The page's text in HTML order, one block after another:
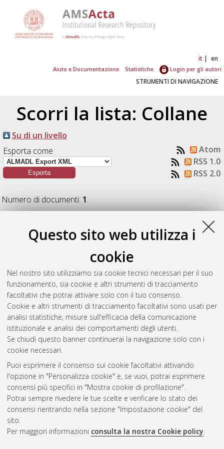
Questo sito web utilizza i
cookie
Nel nostro sito utilizziamo sia cookie tecnici necessari per il suo
funzionamento, sia cookie e altri strumenti di tracciamento
facoltativi che potrai attivare solo con il tuo consenso.
Cookie e altri strumenti di tracciamento facoltativi sono usati per
analisi statistiche, misure sull'efficacia della comunicazione
istituzionale e analisi dei comportamenti degli utenti.
Se chiudi questo banner continuerai la navigazione solo con i
cookie necessari.
Puoi esprimere il consenso sui cookie facoltativi attivando
l'opzione in "Personalizza cookie" e, se vuoi, potrai esprimere
consensi più specifici in "Mostra cookie di profilazione".
Potrai sempre rivedere le tue scelte e verificare lo stato dei
consensi rientrando nella sezione "Impostazione cookie" del
sito.
Per maggiori informazioni consulta la nostra Cookie policy.
it en
Aiuto e Documentazione Statistiche Login per gli autori
STRUMENTI DI NAVIGAZIONE
Scorri la lista: Collane
Su di un livello
Esporta come
Atom
RSS 1.0
RSS 2.0
Numero di documenti: 1.
Zambonelli, Paolo ; Russo,
Vincenzo(2008)Proceedings of the
6th International Symposium on the
Mediterranean Pig. October 11 – 13,
2007. Messina - Capo d’Orlando (ME), Italy.Bologna, Italy: p.
448. DOI10.6092/unibo/amsacta/2513 . In: Proceedings of
the International Symposium on the Mediterranean Pig ISSN
2035-4088.
Questa lista e' stata generata ilSat Aug 8 20:32:37 2026
CEST
Atom
Rss
AMS Acta
ISSN: 2038-7954
re3data.org -
doi.org/10.17616/R3P19R
Servizio implementato e
Impostazioni Cookie